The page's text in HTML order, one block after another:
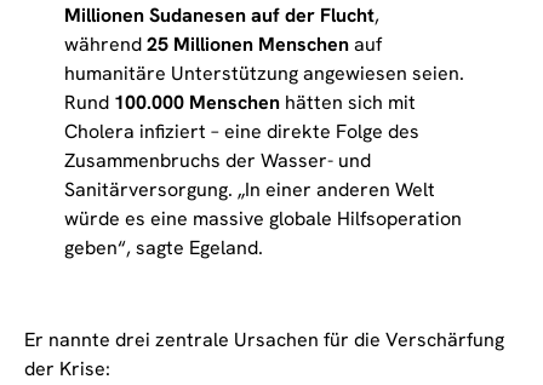
Millionen Sudanesen auf der Flucht,
während25 Millionen Menschenauf
humanitäre Unterstützung angewiesen seien.
Rund 100.000 Menschenhätten sich mit
Cholera infiziert – eine direkte Folge des
Zusammenbruchs der Wasser- und
Sanitärversorgung. „In einer anderen Welt
würde es eine massive globale Hilfsoperation
geben“, sagte Egeland.
Er nannte drei zentrale Ursachen für die Verschärfung
der Krise: